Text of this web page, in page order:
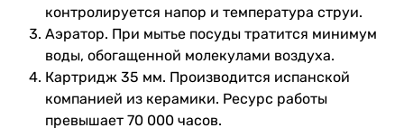
глянцевая
Высота в
упаковке
140 мм
Глубина в
упаковке
140 мм
Вес в упаковке
контролируется напор и температура струи.
Аэратор. При мытье посуды тратится минимум
воды, обогащенной молекулами воздуха.
Картридж 35 мм. Производится испанской
компанией из керамики. Ресурс работы
превышает 70 000 часов.